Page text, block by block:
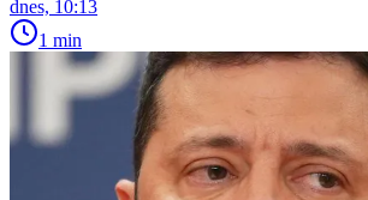
dnes, 10:13
1 min